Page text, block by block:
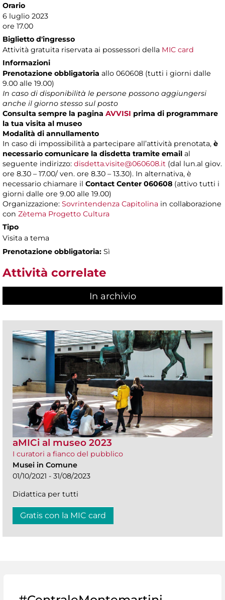
Orario
6 luglio 2023
ore 17.00
Biglietto d'ingresso
Attività gratuita riservata ai possessori della MIC card
Informazioni
Prenotazione obbligatoria allo 060608 (tutti i giorni dalle
9.00 alle 19.00)
In caso di disponibilità le persone possono aggiungersi
anche il giorno stesso sul posto
Consulta sempre la pagina AVVISI prima di programmare
la tua visita al museo
Modalità di annullamento
In caso di impossibilità a partecipare all’attività prenotata, è
necessario comunicare la disdetta tramite email al
seguente indirizzo: disdetta.visite@060608.it (dal lun.al giov.
ore 8.30 – 17.00/ ven. ore 8.30 – 13.30). In alternativa, è
necessario chiamare il Contact Center 060608 (attivo tutti i
giorni dalle ore 9.00 alle 19.00)
Organizzazione: Sovrintendenza Capitolina in collaborazione
con Zètema Progetto Cultura
Tipo
Visita a tema
Prenotazione obbligatoria: Sì
Attività correlate
In archivio
aMICi al museo 2023
I curatori a fianco del pubblico
Musei in Comune
01/10/2021 - 31/08/2023
Didattica per tutti
Gratis con la MIC card